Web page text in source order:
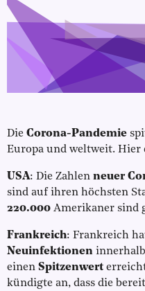
Die Corona-Pandemie
Europa und weltweit. Hier
USA: Die Zahlen neuer
sind auf ihren höchsten
220.000 Amerikaner sind
Frankreich: Frankreich
Neuinfektionen
einen Spitzenwert
kündigte an, dass die